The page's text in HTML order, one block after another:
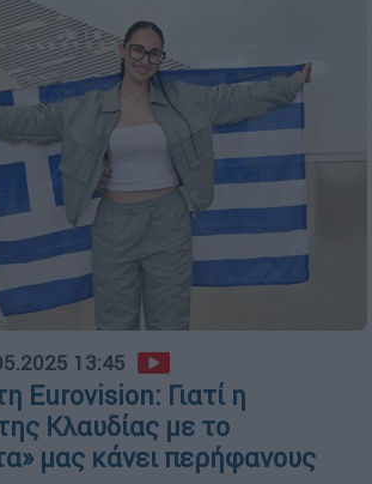
13:45
Eurovision: Γιατί η
Κλαυδίας με το
μας κάνει περήφανους